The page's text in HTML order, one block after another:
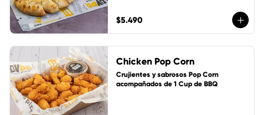
$5.490
Chicken Pop Corn
Crujientes y sabrosos Pop Corn
acompañados de 1 Cup de BBQ